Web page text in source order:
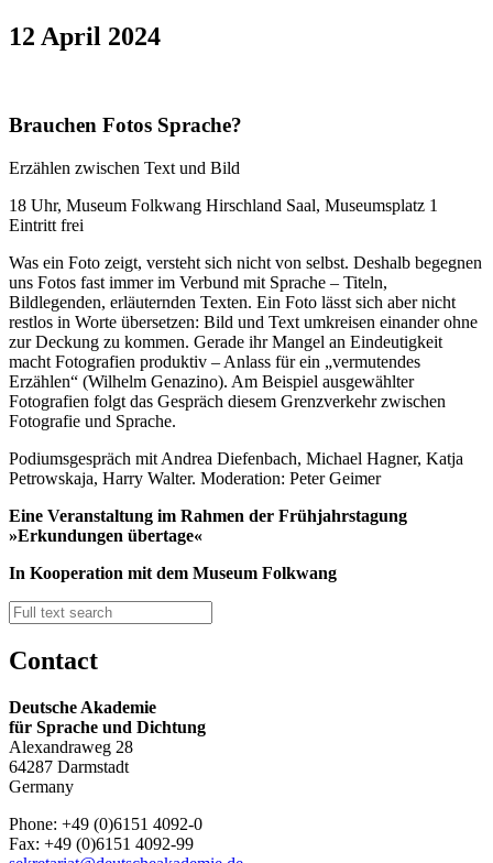
12 April 2024
Brauchen Fotos Sprache?
Erzählen zwischen Text und Bild
18 Uhr, Museum Folkwang Hirschland Saal, Museumsplatz 1
Eintritt frei
Was ein Foto zeigt, versteht sich nicht von selbst. Deshalb begegnen
uns Fotos fast immer im Verbund mit Sprache – Titeln,
Bildlegenden, erläuternden Texten. Ein Foto lässt sich aber nicht
restlos in Worte übersetzen: Bild und Text umkreisen einander ohne
zur Deckung zu kommen. Gerade ihr Mangel an Eindeutigkeit
macht Fotografien produktiv – Anlass für ein „vermutendes
Erzählen“ (Wilhelm Genazino). Am Beispiel ausgewählter
Fotografien folgt das Gespräch diesem Grenzverkehr zwischen
Fotografie und Sprache.
Podiumsgespräch mit Andrea Diefenbach, Michael Hagner, Katja
Petrowskaja, Harry Walter. Moderation: Peter Geimer
Eine Veranstaltung im Rahmen der Frühjahrstagung
»Erkundungen übertage«
In Kooperation mit dem Museum Folkwang
Contact
Deutsche Akademie
für Sprache und Dichtung
Alexandraweg 28
64287 Darmstadt
Germany
Phone: +49 (0)6151 4092-0
Fax: +49 (0)6151 4092-99